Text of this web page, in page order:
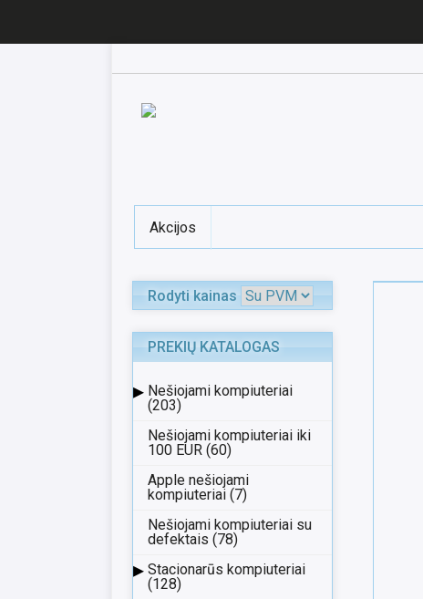
Akcijos
Rodyti kainas
PREKIŲ KATALOGAS
▸ Nešiojami kompiuteriai
(203)
Nešiojami kompiuteriai iki
100 EUR (60)
Apple nešiojami
kompiuteriai (7)
Nešiojami kompiuteriai su
defektais (78)
▸ Stacionarūs kompiuteriai
(128)